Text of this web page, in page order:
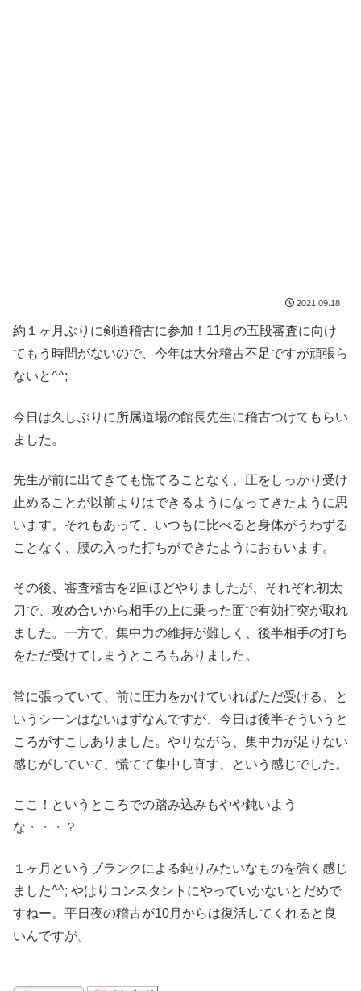
2021.09.18
約１ヶ月ぶりに剣道稽古に参加！11月の五段審査に向け
てもう時間がないので、今年は大分稽古不足ですが頑張ら
ないと^^;
今日は久しぶりに所属道場の館長先生に稽古つけてもらい
ました。
先生が前に出てきても慌てることなく、圧をしっかり受け
止めることが以前よりはできるようになってきたように思
います。それもあって、いつもに比べると身体がうわずる
ことなく、腰の入った打ちができたようにおもいます。
その後、審査稽古を2回ほどやりましたが、それぞれ初太
刀で、攻め合いから相手の上に乗った面で有効打突が取れ
ました。一方で、集中力の維持が難しく、後半相手の打ち
をただ受けてしまうところもありました。
常に張っていて、前に圧力をかけていればただ受ける、と
いうシーンはないはずなんですが、今日は後半そういうと
ころがすこしありました。やりながら、集中力が足りない
感じがしていて、慌てて集中し直す、という感じでした。
ここ！というところでの踏み込みもやや鈍いよう
な・・・？
１ヶ月というブランクによる鈍りみたいなものを強く感じ
ました^^; やはりコンスタントにやっていかないとだめで
すねー。平日夜の稽古が10月からは復活してくれると良
いんですが。